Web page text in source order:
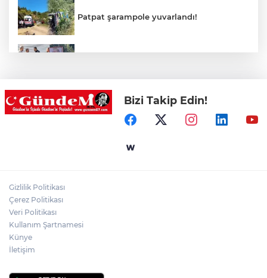
Patpat şarampole yuvarlandı!
Bir anda alevlere teslim oldu!
Merdivende baygın bulundu hayatını
Bizi Takip Edin!
Gizlilik Politikası
Çerez Politikası
Veri Politikası
Kullanım Şartnamesi
Künye
İletişim